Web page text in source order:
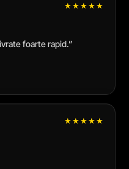
★★★★★
foarte rapid.”
★★★★★